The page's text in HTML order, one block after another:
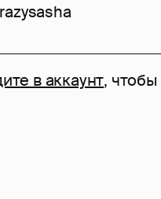
в аккаунт, чтобы